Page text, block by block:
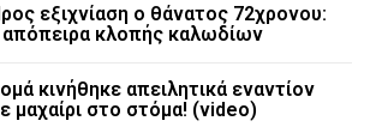
εξιχνίαση ο θάνατος 72χρονου:
απόπειρα κλοπής καλωδίων
κινήθηκε απειλητικά εναντίον
μαχαίρι στο στόμα! (video)